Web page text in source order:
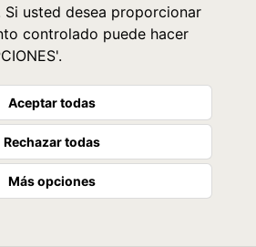
usted desea proporcionar
controlado puede hacer
Aceptar todas
Rechazar todas
Más opciones